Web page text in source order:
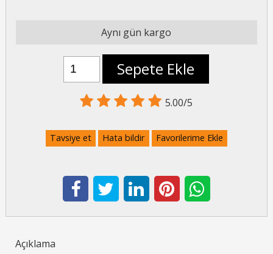
Aynı gün kargo
Sepete Ekle
5.00/5
Tavsiye et Hata bildir Favorilerime Ekle
Açıklama